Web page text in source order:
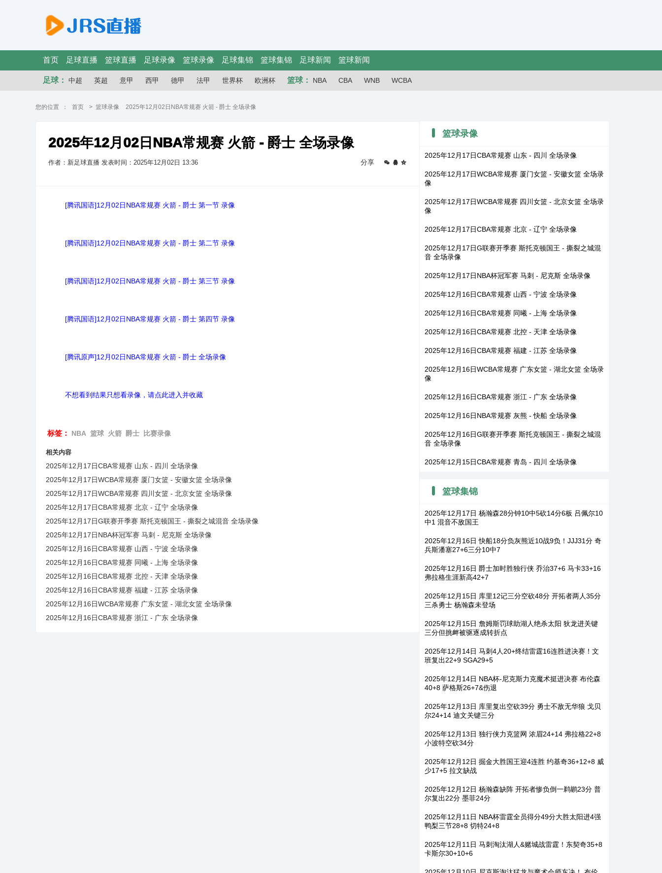
首页 足球直播 篮球直播 足球录像 篮球录像 足球集锦 篮球集锦 足球新闻 篮球新闻
足球： 中超 英超 意甲 西甲 德甲 法甲 世界杯 欧洲杯 篮球： NBA CBA WNB WCBA
您的位置 ： 首页 > 篮球录像 2025年12月02日NBA常规赛 火箭 - 爵士 全场录像
2025年12月02日NBA常规赛 火箭 - 爵士 全场录像
作者：新足球直播 发表时间：2025年12月02日 13:36 分享
[腾讯国语]12月02日NBA常规赛 火箭 - 爵士 第一节 录像
[腾讯国语]12月02日NBA常规赛 火箭 - 爵士 第二节 录像
[腾讯国语]12月02日NBA常规赛 火箭 - 爵士 第三节 录像
[腾讯国语]12月02日NBA常规赛 火箭 - 爵士 第四节 录像
[腾讯原声]12月02日NBA常规赛 火箭 - 爵士 全场录像
不想看到结果只想看录像，请点此进入并收藏
标签： NBA 篮球 火箭 爵士 比赛录像
相关内容
2025年12月17日CBA常规赛 山东 - 四川 全场录像
2025年12月17日WCBA常规赛 厦门女篮 - 安徽女篮 全场录像
2025年12月17日WCBA常规赛 四川女篮 - 北京女篮 全场录像
2025年12月17日CBA常规赛 北京 - 辽宁 全场录像
2025年12月17日G联赛开季赛 斯托克顿国王 - 撕裂之城混音 全场录像
2025年12月17日NBA杯冠军赛 马刺 - 尼克斯 全场录像
2025年12月16日CBA常规赛 山西 - 宁波 全场录像
2025年12月16日CBA常规赛 同曦 - 上海 全场录像
2025年12月16日CBA常规赛 北控 - 天津 全场录像
2025年12月16日CBA常规赛 福建 - 江苏 全场录像
2025年12月16日WCBA常规赛 广东女篮 - 湖北女篮 全场录像
2025年12月16日CBA常规赛 浙江 - 广东 全场录像
篮球录像
2025年12月17日CBA常规赛 山东 - 四川 全场录像
2025年12月17日WCBA常规赛 厦门女篮 - 安徽女篮 全场录
像
2025年12月17日WCBA常规赛 四川女篮 - 北京女篮 全场录
像
2025年12月17日CBA常规赛 北京 - 辽宁 全场录像
2025年12月17日G联赛开季赛 斯托克顿国王 - 撕裂之城混
音 全场录像
2025年12月17日NBA杯冠军赛 马刺 - 尼克斯 全场录像
2025年12月16日CBA常规赛 山西 - 宁波 全场录像
2025年12月16日CBA常规赛 同曦 - 上海 全场录像
2025年12月16日CBA常规赛 北控 - 天津 全场录像
2025年12月16日CBA常规赛 福建 - 江苏 全场录像
2025年12月16日WCBA常规赛 广东女篮 - 湖北女篮 全场录
像
2025年12月16日CBA常规赛 浙江 - 广东 全场录像
2025年12月16日NBA常规赛 灰熊 - 快船 全场录像
2025年12月16日G联赛开季赛 斯托克顿国王 - 撕裂之城混
音 全场录像
2025年12月15日CBA常规赛 青岛 - 四川 全场录像
篮球集锦
2025年12月17日 杨瀚森28分钟10中5砍14分6板 吕佩尔10
中1 混音不敌国王
2025年12月16日 快船18分负灰熊近10战9负！JJJ31分 奇
兵斯潘塞27+6三分10中7
2025年12月16日 爵士加时胜独行侠 乔治37+6 马卡33+16
弗拉格生涯新高42+7
2025年12月15日 库里12记三分空砍48分 开拓者两人35分
三杀勇士 杨瀚森未登场
2025年12月15日 詹姆斯罚球助湖人绝杀太阳 狄龙进关键
三分但挑衅被驱逐成转折点
2025年12月14日 马刺4人20+终结雷霆16连胜进决赛！文
班复出22+9 SGA29+5
2025年12月14日 NBA杯-尼克斯力克魔术挺进决赛 布伦森
40+8 萨格斯26+7&伤退
2025年12月13日 库里复出空砍39分 勇士不敌无华狼 戈贝
尔24+14 迪文关键三分
2025年12月13日 独行侠力克篮网 浓眉24+14 弗拉格22+8
小波特空砍34分
2025年12月12日 掘金大胜国王迎4连胜 约基奇36+12+8 威
少17+5 拉文缺战
2025年12月12日 杨瀚森缺阵 开拓者惨负倒一鹈鹕23分 普
尔复出22分 墨菲24分
2025年12月11日 NBA杯雷霆全员得分49分大胜太阳进4强
鸭梨三节28+8 切特24+8
2025年12月11日 马刺淘汰湖人&赌城战雷霆！东契奇35+8
卡斯尔30+10+6